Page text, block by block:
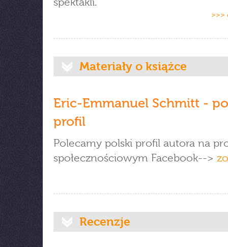
>>>
Materiały o książce
Eric-Emmanuel Schmitt -
profil
Polecamy polski profil autora na
społecznościowym Facebook-->
Recenzje